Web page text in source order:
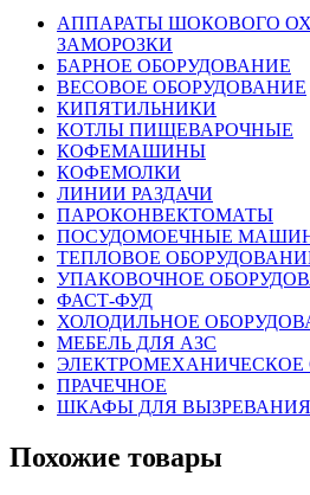
АППАРАТЫ ШОКОВОГО
ЗАМОРОЗКИ
БАРНОЕ ОБОРУДОВАНИЕ
ВЕСОВОЕ ОБОРУДОВАНИЕ
КИПЯТИЛЬНИКИ
КОТЛЫ ПИЩЕВАРОЧНЫЕ
КОФЕМАШИНЫ
КОФЕМОЛКИ
ЛИНИИ РАЗДАЧИ
ПАРОКОНВЕКТОМАТЫ
ПОСУДОМОЕЧНЫЕ
ТЕПЛОВОЕ
УПАКОВОЧНОЕ
ФАСТ-ФУД
ХОЛОДИЛЬНОЕ
МЕБЕЛЬ ДЛЯ АЗС
ЭЛЕКТРОМЕХАНИЧЕСКОЕ
ПРАЧЕЧНОЕ
ШКАФЫ ДЛЯ
Похожие товары